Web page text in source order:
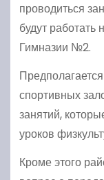
проводиться
будут
Гимназии №2.
спортивных
занятий,
уроков
Кроме этого